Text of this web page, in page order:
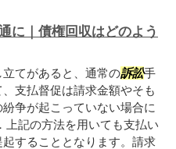
に｜債権回収はどのよう
てがあると、通常の訴訟手
支払督促は請求金額やそも
争が起こっていない場合に
上記の方法を用いても支払い
起することとなります。請求